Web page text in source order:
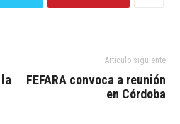
Artículo siguiente
FEFARA convoca a reunión
en Córdoba